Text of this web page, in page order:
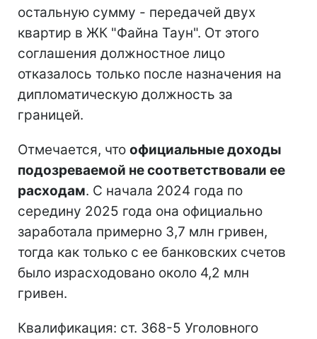
остальную сумму - передачей двух
квартир в ЖК "Файна Таун". От этого
соглашения должностное лицо
отказалось только после назначения на
дипломатическую должность за
границей.
Отмечается, что официальные доходы
подозреваемой не соответствовали ее
расходам. С начала 2024 года по
середину 2025 года она официально
заработала примерно 3,7 млн гривен,
тогда как только с ее банковских счетов
было израсходовано около 4,2 млн
гривен.
Квалификация: ст. 368-5 Уголовного